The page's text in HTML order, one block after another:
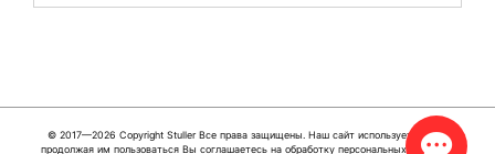
© 2017—2026 Copyright StullerВсе права защищены. Наш сайт использует cookie,
продолжая им пользоваться Вы соглашаетесь на обработку персональных данных в